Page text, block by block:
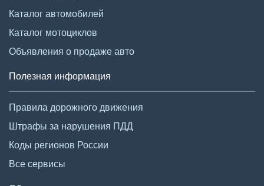
Каталог автомобилей
Каталог мотоциклов
Объявления о продаже авто
Полезная информация
Правила дорожного движения
Штрафы за нарушения ПДД
Коды регионов России
Все сервисы